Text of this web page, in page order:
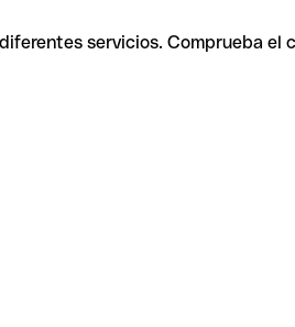
servicios. Comprueba